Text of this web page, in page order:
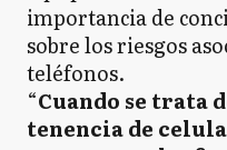
importancia de
sobre los riesgos
teléfonos.
“Cuando se trata
tenencia de